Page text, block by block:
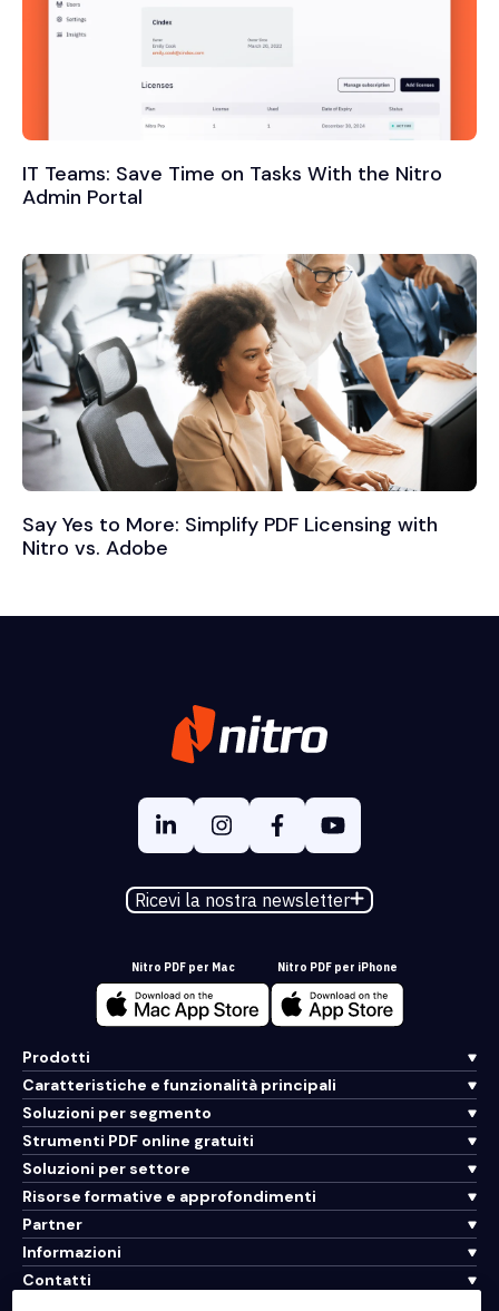
IT Teams: Save Time on Tasks With the Nitro
Admin Portal
Say Yes to More: Simplify PDF Licensing with
Nitro vs. Adobe
Ricevi la nostra newsletter
Nitro PDF per Mac Nitro PDF per iPhone
Prodotti
Caratteristiche e funzionalità principali
Soluzioni per segmento
Strumenti PDF online gratuiti
Soluzioni per settore
Risorse formative e approfondimenti
Partner
Informazioni
Contatti